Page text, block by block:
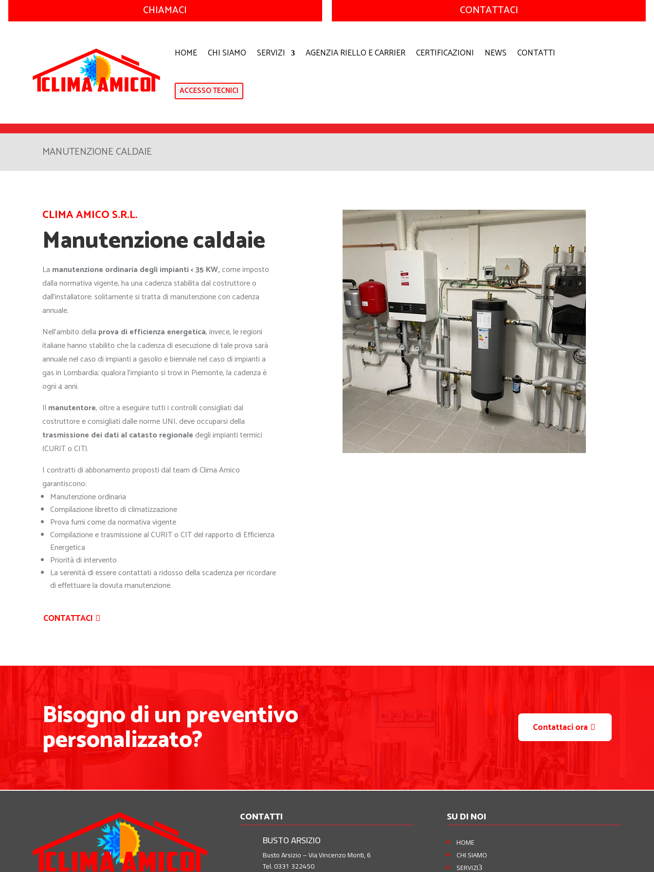
CHIAMACI CONTATTACI
HOME CHI SIAMO SERVIZI AGENZIA RIELLO E CARRIER CERTIFICAZIONI NEWS CONTATTI
ACCESSO TECNICI
MANUTENZIONE CALDAIE
CLIMA AMICO S.R.L.
Manutenzione caldaie
La manutenzione ordinaria degli impianti < 35 KW,come imposto
dalla normativa vigente, ha una cadenza stabilita dal costruttore o
dall’installatore: solitamente si tratta di manutenzione con cadenza
annuale.
Nell’ambito della prova di efficienza energetica, invece, le regioni
italiane hanno stabilito che la cadenza di esecuzione di tale prova sarà
annuale nel caso di impianti a gasolio e biennale nel caso di impianti a
gas in Lombardia; qualora l’impianto si trovi in Piemonte, la cadenza è
ogni 4 anni.
Il manutentore, oltre a eseguire tutti i controlli consigliati dal
costruttore e consigliati dalle norme UNI, deve occuparsi della
trasmissione dei dati al catasto regionaledegli impianti termici
(CURIT o CIT).
I contratti di abbonamento proposti dal team di Clima Amico
garantiscono:
Manutenzione ordinaria
Compilazione libretto di climatizzazione
Prova fumi come da normativa vigente
Compilazione e trasmissione al CURIT o CIT del rapporto di Efficienza
Energetica
Priorità di intervento
La serenità di essere contattati a ridosso della scadenza per ricordare
di effettuare la dovuta manutenzione.
CONTATTACI
Bisogno di un preventivo
personalizzato? Contattaci ora
CONTATTI
BUSTO ARSIZIO
Busto Arsizio – Via Vincenzo Monti, 6
Tel. 0331 322450
SU DI NOI
HOME
CHI SIAMO
SERVIZI3